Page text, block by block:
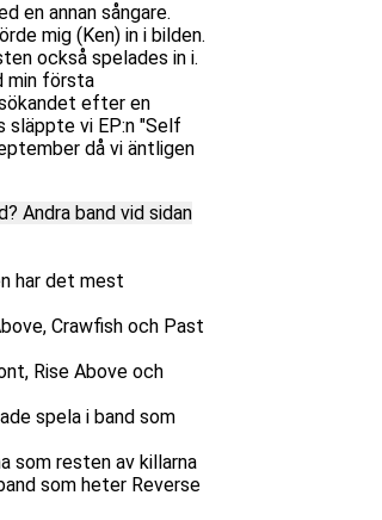
en annan sångare.
mig (Ken) in i bilden.
också spelades in i.
min första
efter en
släppte vi EP:n "Self
då vi äntligen
Andra band vid sidan
har det mest
Crawfish och Past
Rise Above och
spela i band som
som resten av killarna
som heter Reverse